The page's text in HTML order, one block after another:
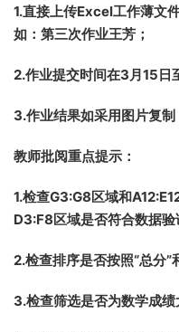
1.直接上传Excel工作薄文件
如：第三次作业王芳；
2.作业提交时间在3月15日
3.作业结果如采用图片复制
教师批阅重点提示：
1.检查G3:G8区域和
D3:F8区域是否符合数据验
2.检查排序是否按照“总分”
3.检查筛选是否为数学成